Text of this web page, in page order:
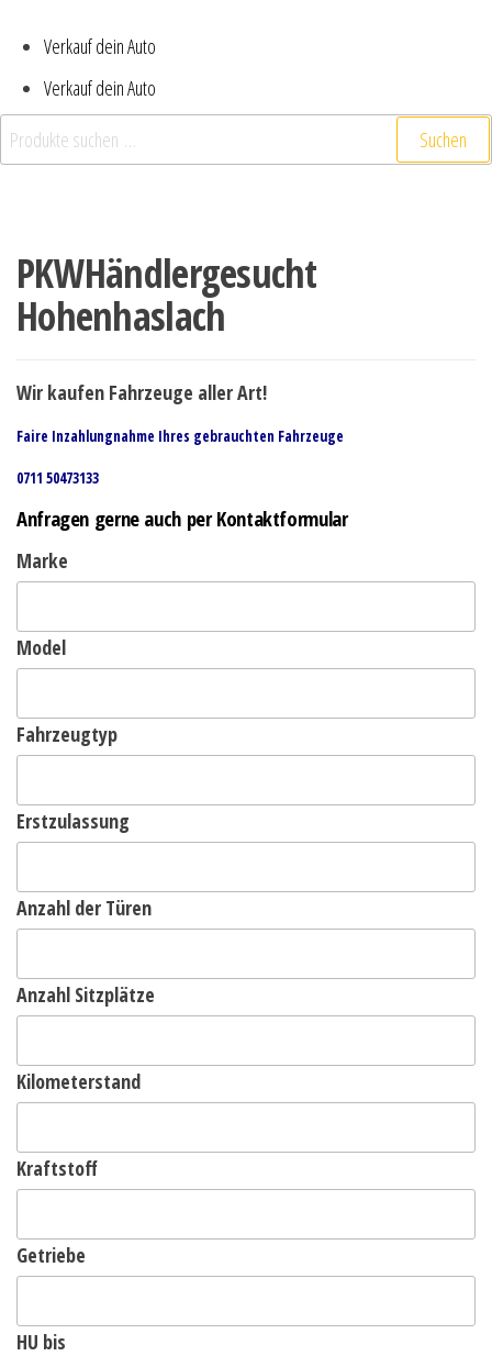
Verkauf dein Auto
Verkauf dein Auto
Suchen nach:
Suchen
PKWHändlergesucht
Hohenhaslach
Wir kaufen Fahrzeuge aller Art!
Faire Inzahlungnahme Ihres gebrauchten Fahrzeuge
0711 50473133
Anfragen gerne auch per Kontaktformular
Marke
Model
Fahrzeugtyp
Erstzulassung
Anzahl der Türen
Anzahl Sitzplätze
Kilometerstand
Kraftstoff
Getriebe
HU bis